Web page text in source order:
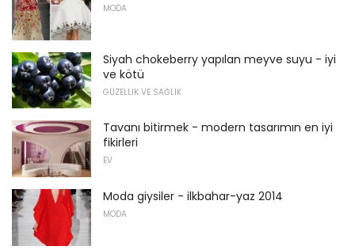
MODA
Siyah chokeberry yapılan meyve suyu - iyi
ve kötü
GÜZELLIK VE SAĞLIK
Tavanı bitirmek - modern tasarımın en iyi
fikirleri
EV
Moda giysiler - ilkbahar-yaz 2014
MODA